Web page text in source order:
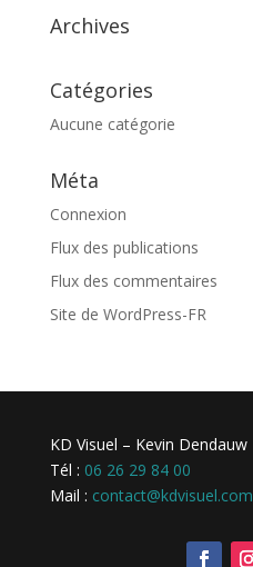
Archives
Catégories
Aucune catégorie
Méta
Connexion
Flux des publications
Flux des commentaires
Site de WordPress-FR
KD Visuel – Kevin Dendauw
Tél : 06 26 29 84 00
Mail : contact@kdvisuel.com